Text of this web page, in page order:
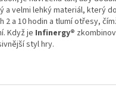
a velmi lehký materiál, který
2 a 10 hodin a tlumí otřesy,
Když je Infinergy®
styl hry.